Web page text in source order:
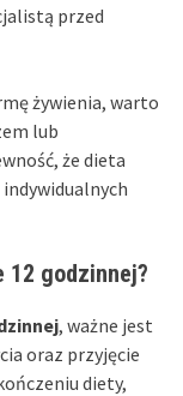
przed
żywienia, warto
lub
że dieta
godzinnej?
, ważne jest
oraz przyjęcie
diety,